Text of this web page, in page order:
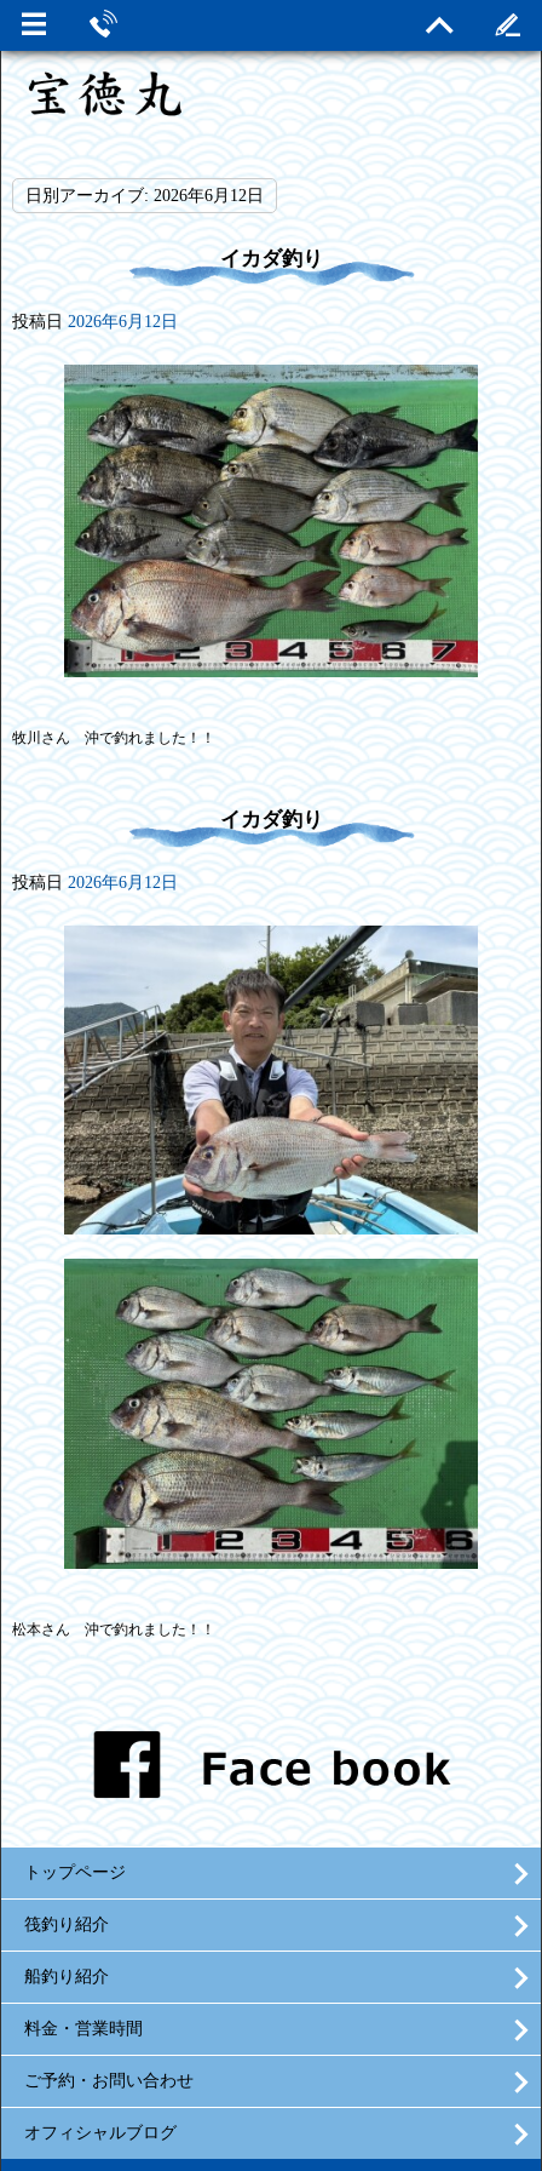
日別アーカイブ:2026年6月12日
イカダ釣り
投稿日 2026年6月12日
牧川さん 沖で釣れました！！
イカダ釣り
投稿日 2026年6月12日
松本さん 沖で釣れました！！
トップページ
筏釣り紹介
船釣り紹介
料金・営業時間
ご予約・お問い合わせ
オフィシャルブログ